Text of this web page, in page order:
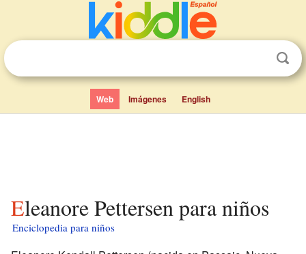
Web Imágenes English
Eleanore Pettersen para niños
Enciclopedia para niños